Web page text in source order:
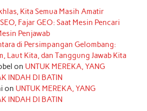
Kita Semua Masih Amatir
Fajar GEO: Saat Mesin Pencari
Penjawab
di Persimpangan Gelombang:
Laut Kita, dan Tanggung Jawab Kita
on UNTUK MEREKA, YANG
INDAH DI BATIN
on UNTUK MEREKA, YANG
INDAH DI BATIN